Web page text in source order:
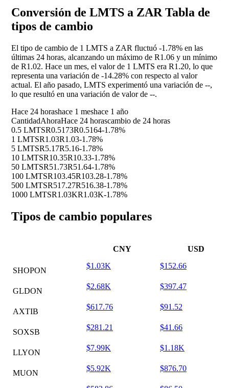
Conversión de LMTS a ZAR Tabla de
tipos de cambio
El tipo de cambio de 1 LMTS a ZAR fluctuó -1.78% en las
últimas 24 horas, alcanzando un máximo de R1.06 y un mínimo
de R1.02. Hace un mes, el valor de 1 LMTS era R1.20, lo que
representa una variación de -14.28% con respecto al valor
actual. El año pasado, LMTS experimentó una variación de --,
lo que resultó en una variación de valor de --.
Hace 24 horashace 1 meshace 1 año
CantidadAhoraHace 24 horascambio de 24 horas
0.5 LMTSR0.5173R0.5164-1.78%
1 LMTSR1.03R1.03-1.78%
5 LMTSR5.17R5.16-1.78%
10 LMTSR10.35R10.33-1.78%
50 LMTSR51.73R51.64-1.78%
100 LMTSR103.45R103.28-1.78%
500 LMTSR517.27R516.38-1.78%
1000 LMTSR1.03KR1.03K-1.78%
Tipos de cambio populares
CNY USD
SHOPON
$1.03K $152.66
GLDON
$2.68K $397.47
AXTIB
$617.76 $91.52
SOXSB
$281.21 $41.66
LLYON
$7.99K $1.18K
MUON
$5.92K $876.70